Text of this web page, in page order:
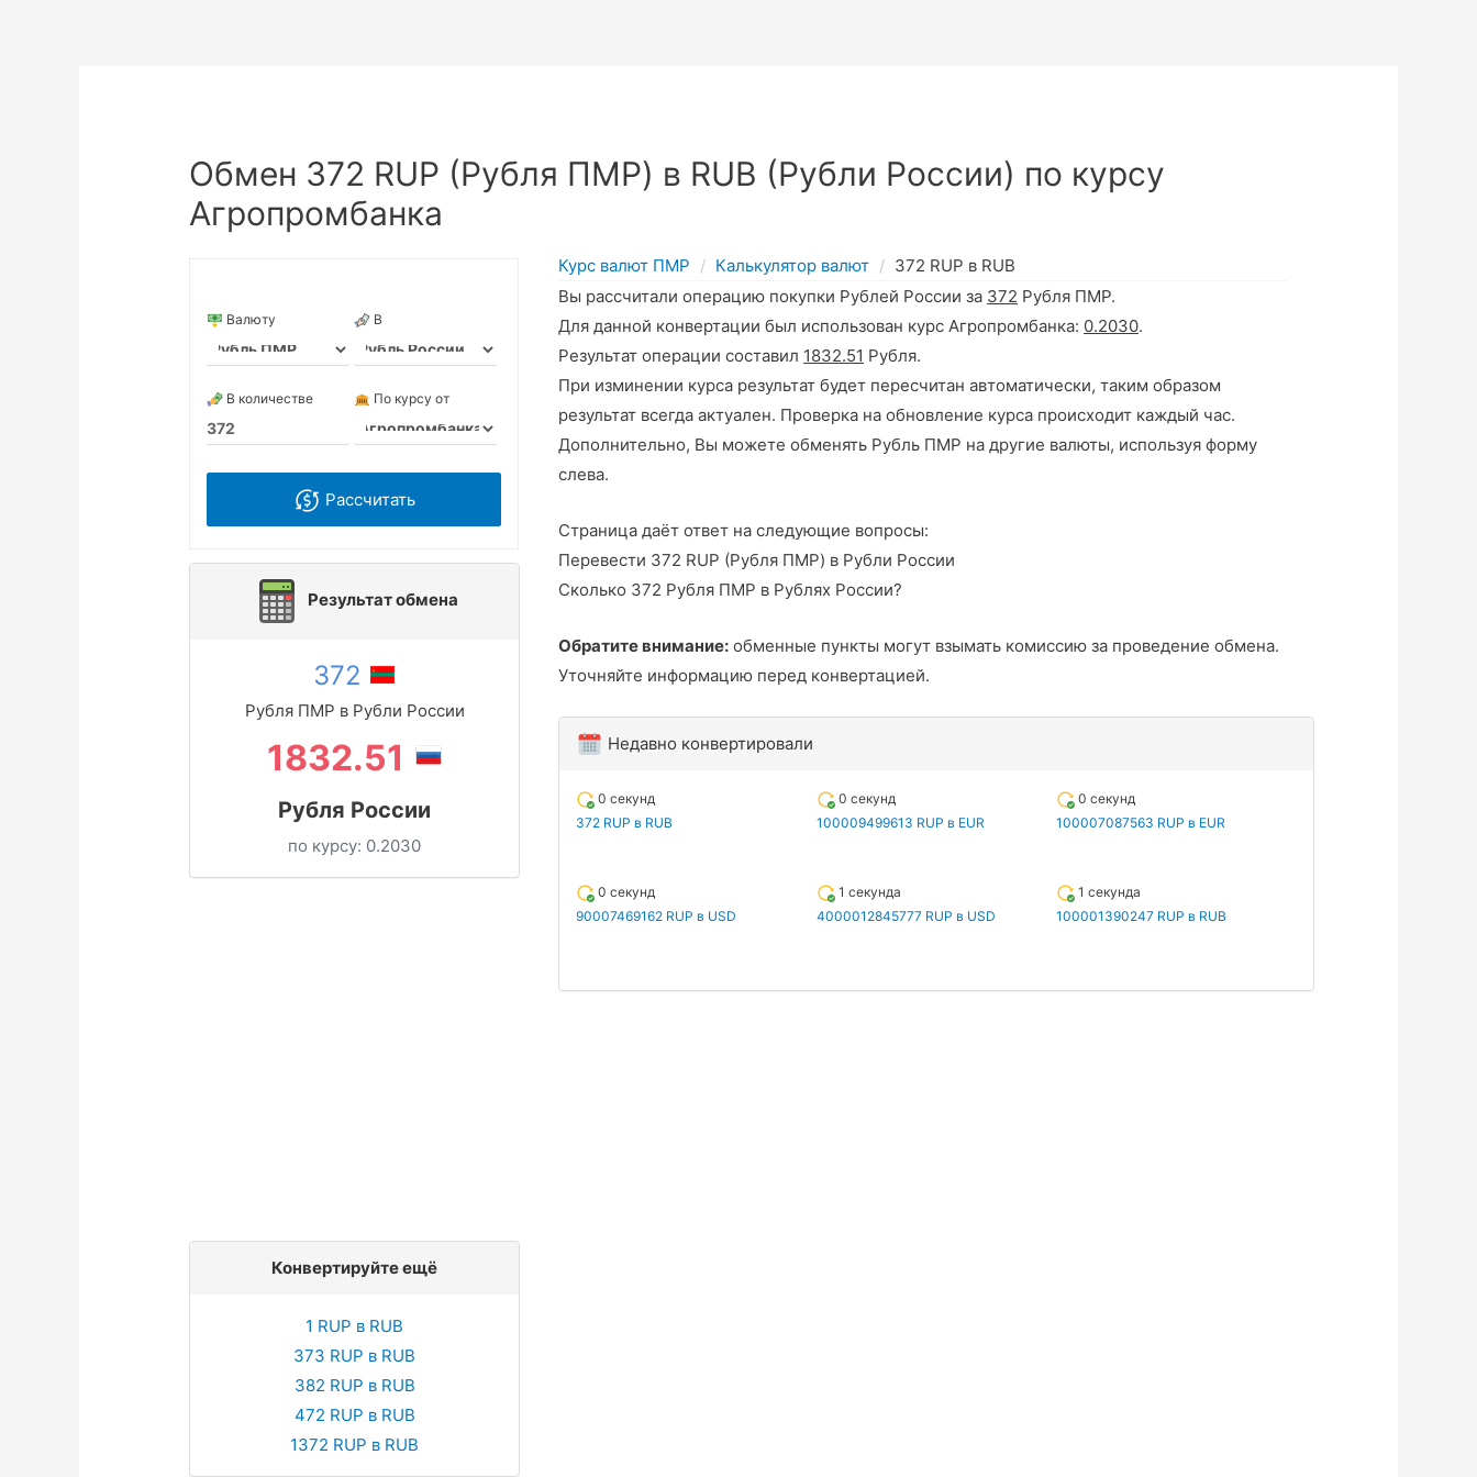
Обмен 372 RUP (Рубля ПМР) в RUB (Рубли России) по курсу
Агропромбанка
Валюту В
В количестве По курсу от
Рассчитать
Результат обмена
372
Рубля ПМР в Рубли России
1832.51
Рубля России
по курсу: 0.2030
Конвертируйте ещё
1 RUP в RUB
373 RUP в RUB
382 RUP в RUB
472 RUP в RUB
1372 RUP в RUB
Курс валют ПМР Калькулятор валют
372 RUP в RUB
Вы рассчитали операцию покупки Рублей России за 372 Рубля ПМР.
Для данной конвертации был использован курс Агропромбанка: 0.2030.
Результат операции составил 1832.51 Рубля.
При изминении курса результат будет пересчитан автоматически, таким образом
результат всегда актуален. Проверка на обновление курса происходит каждый час.
Дополнительно, Вы можете обменять Рубль ПМР на другие валюты, используя форму
слева.
Страница даёт ответ на следующие вопросы:
Перевести 372 RUP (Рубля ПМР) в Рубли России
Сколько 372 Рубля ПМР в Рублях России?
Обратите внимание: обменные пункты могут взымать комиссию за проведение обмена.
Уточняйте информацию перед конвертацией.
Недавно конвертировали
0 секунд
372 RUP в RUB
0 секунд
100009499613 RUP в EUR
0 секунд
100007087563 RUP в EUR
0 секунд
90007469162 RUP в USD
1 секунда
4000012845777 RUP в USD
1 секунда
100001390247 RUP в RUB